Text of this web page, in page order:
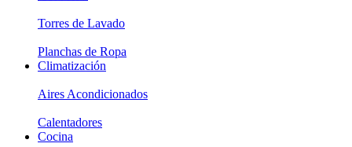
Torres de Lavado
Planchas de Ropa
Climatización
Aires Acondicionados
Calentadores
Cocina